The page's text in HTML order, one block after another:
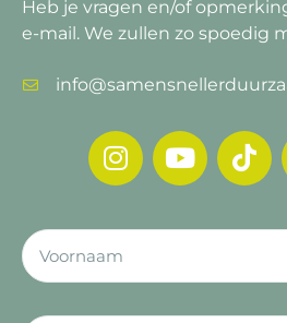
Heb je vragen en/of
e-mail. We zullen zo spoedig